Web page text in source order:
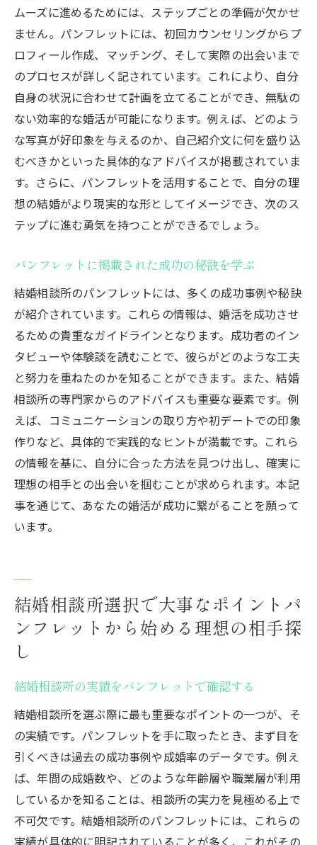
ムーズに進めるためには、ステップごとの準備が欠かせ
ません。パンフレットには、初回カウンセリングからプ
ロフィール作成、マッチング、そして実際の出会いまで
のプロセスが詳しく記されています。これにより、自分
自身の状況に合わせて計画を立てることができ、無駄の
ない効率的な婚活が可能になります。例えば、どのよう
な写真が好印象を与えるのか、自己紹介文に何を盛り込
むべきかといった具体的なアドバイスが掲載されていま
す。さらに、パンフレットを活用することで、自分の理
想の結婚がより現実的な形としてイメージでき、次のス
テップに進む勇気を持つことができるでしょう。
パンフレットに掲載された成功の秘訣を学ぶ
結婚相談所のパンフレットには、多くの成功事例や秘訣
が紹介されています。これらの情報は、婚活を成功させ
るための貴重なガイドラインとなります。成功者のイン
タビューや体験談を読むことで、彼らがどのような工夫
と努力を重ねたのかを知ることができます。また、結婚
相談所の専門家からのアドバイスも重要な要素です。例
えば、コミュニケーションの取り方や初デートでの印象
作りなど、具体的で実践的なヒントが満載です。これら
の情報を基に、自分に合った方法を見つけ出し、確実に
理想の相手との出会いを掴むことが求められます。本記
事を通じて、あなたの婚活が成功に繋がることを願って
います。
結婚相談所選択で大事なポイントパ
ンフレットから始める理想の相手探
し
結婚相談所の実績をパンフレットで確認する
結婚相談所を選ぶ際に最も重要なポイントの一つが、そ
の実績です。パンフレットを手に取ったとき、まず目を
引くべきは過去の成功事例や成婚率のデータです。例え
ば、年間の成婚数や、どのような年齢層や職業層が利用
しているかを知ることは、相談所の実力を見極める上で
不可欠です。結婚相談所のパンフレットには、これらの
実績が具体的に明記されていることが多く、これがその